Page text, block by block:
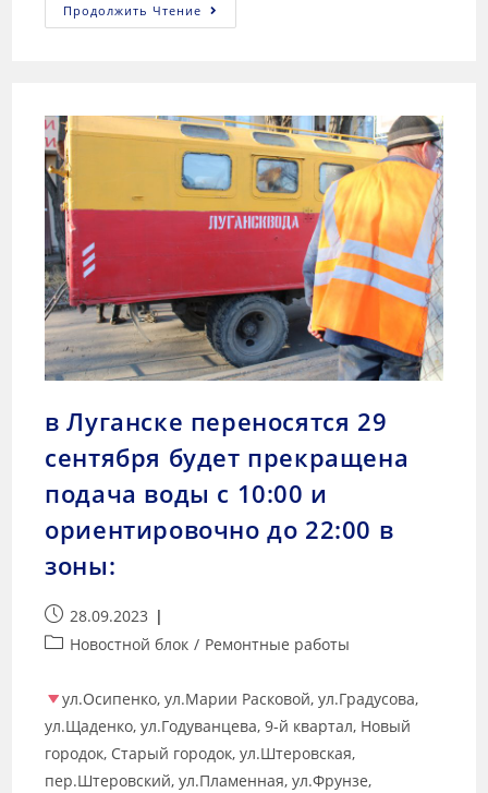
Продолжить Чтение
в Луганске переносятся 29
сентября будет прекращена
подача воды с 10:00 и
ориентировочно до 22:00 в
зоны:
28.09.2023
Новостной блок / Ремонтные работы
ул.Осипенко, ул.Марии Расковой, ул.Градусова,
ул.Щаденко, ул.Годуванцева, 9-й квартал, Новый
городок, Старый городок, ул.Штеровская,
пер.Штеровский, ул.Пламенная, ул.Фрунзе,